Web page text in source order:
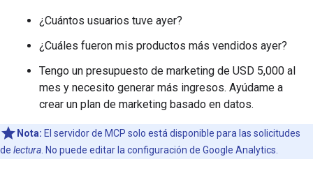
¿Cuántos usuarios tuve ayer?
¿Cuáles fueron mis productos más vendidos ayer?
Tengo un presupuesto de marketing de USD 5,000 al
mes y necesito generar más ingresos. Ayúdame a
crear un plan de marketing basado en datos.
Nota: El servidor de MCP solo está disponible para las solicitudes
de lectura . No puede editar la configuración de Google Analytics.